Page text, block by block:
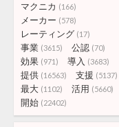
マクニカ (166)
メーカー (578)
レーティング (17)
事業 (3615) 公認 (70)
効果 (971) 導入 (3683)
提供 (16563) 支援 (5137)
最大 (1102) 活用 (5660)
開始 (22402)